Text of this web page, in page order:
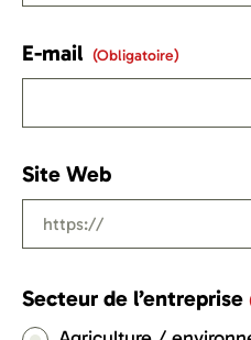
E-mail (obligatoire)
Site Web
Secteur de l’entreprise